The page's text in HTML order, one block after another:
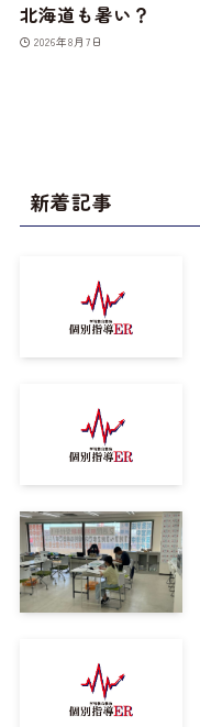
北海道も暑い？
2026年8月7日
新着記事